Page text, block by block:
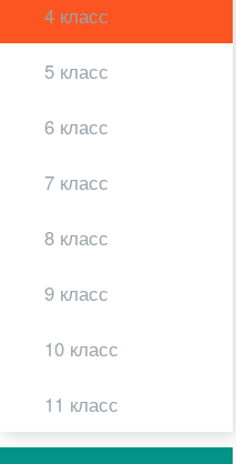
4 класс
5 класс
6 класс
7 класс
8 класс
9 класс
10 класс
11 класс